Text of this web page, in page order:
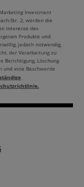
Investment
Str. 2, werden die
Interesse des
Produkte und
jedoch notwendig,
der Verarbeitung zu
Berichtigung, Löschung
und eine Beschwerde